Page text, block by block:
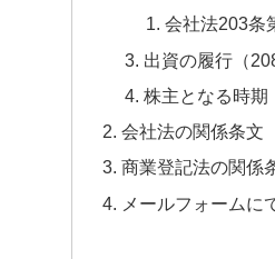
会社法203条
出資の履行（
株主となる時期
会社法の関係条文
商業登記法の関係
メールフォームに